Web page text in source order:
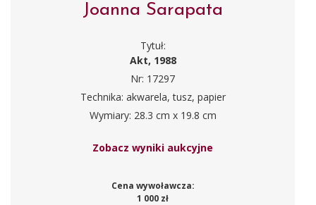
Joanna Sarapata
Tytuł:
Akt, 1988
Nr: 17297
Technika: akwarela, tusz, papier
Wymiary: 28.3 cm x 19.8 cm
Zobacz wyniki aukcyjne
Cena wywoławcza:
1 000 zł